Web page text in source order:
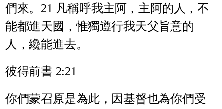
們來。21 凡稱呼我主阿，主阿的人，不
能都進天國，惟獨遵行我天父旨意的
人，纔能進去。
彼得前書 2:21
你們蒙召原是為此，因基督也為你們受